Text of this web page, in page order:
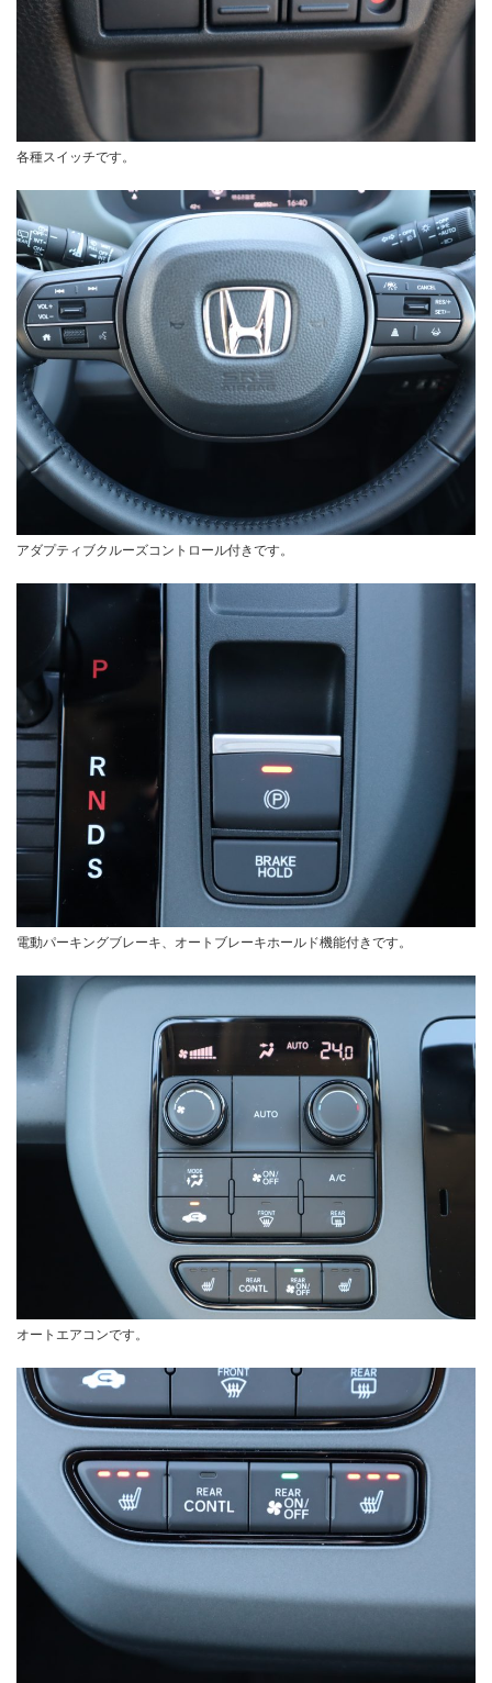
各種スイッチです。
アダプティブクルーズコントロール付きです。
電動パーキングブレーキ、オートブレーキホールド機能付きです。
オートエアコンです。